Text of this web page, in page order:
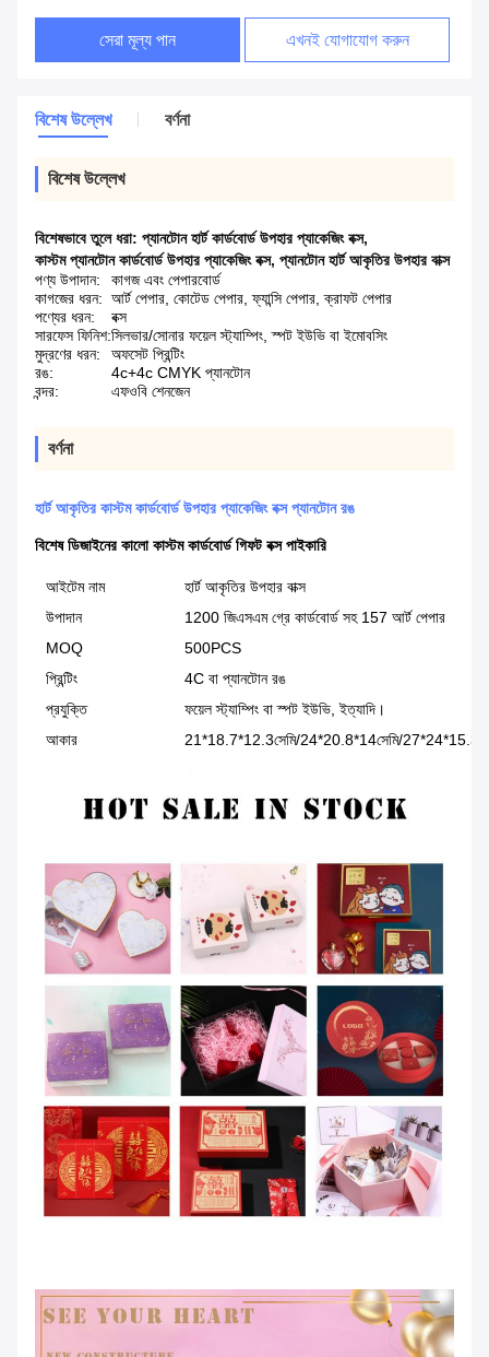
সেরা মূল্য পান এখনই যোগাযোগ করুন
বিশেষ উল্লেখ বর্ণনা
বিশেষ উল্লেখ
বিশেষভাবে তুলে ধরা: প্যানটোন হার্ট কার্ডবোর্ড উপহার প্যাকেজিং বক্স,
কাস্টম প্যানটোন কার্ডবোর্ড উপহার প্যাকেজিং বক্স, প্যানটোন হার্ট আকৃতির উপহার বাক্স
পণ্য উপাদান:
কাগজ এবং পেপারবোর্ড
কাগজের ধরন: আর্ট পেপার, কোটেড পেপার, ফ্যান্সি পেপার, ক্রাফট পেপার
পণ্যের ধরন:
বক্স
সারফেস ফিনিশ:সিলভার/সোনার ফয়েল স্ট্যাম্পিং, স্পট ইউভি বা ইমোবসিং
মুদ্রণের ধরন:
অফসেট প্রিন্টিং
রঙ:
4c+4c CMYK প্যানটোন
বন্দর:
এফওবি শেনজেন
বর্ণনা
হার্ট আকৃতির কাস্টম কার্ডবোর্ড উপহার প্যাকেজিং বক্স প্যানটোন রঙ
বিশেষ ডিজাইনের কালো কাস্টম কার্ডবোর্ড গিফট বক্স পাইকারি
আইটেম নাম
হার্ট আকৃতির উপহার বাক্স
উপাদান
1200 জিএসএম গ্রে কার্ডবোর্ড সহ 157 আর্ট পেপার
MOQ
500PCS
প্রিন্টিং
4C বা প্যানটোন রঙ
প্রযুক্তি
ফয়েল স্ট্যাম্পিং বা স্পট ইউভি, ইত্যাদি।
আকার
21*18.7*12.3সেমি/24*20.8*14সেমি/